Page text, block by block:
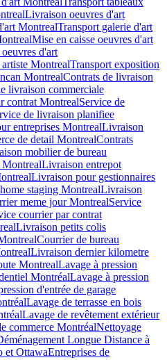
Livraison oeuvres d'art
MontrealTransport galerie d'art
Mise en caisse oeuvres d'art
d'art
MontrealTransport exposition
MontrealContrats de livraison
livraison commerciale
contrat MontrealService de
de livraison planifiee
entreprises MontrealLivraison
de detail MontrealContrats
mobilier de bureau
Livraison entrepot
Livraison pour gestionnaires
staging MontrealLivraison
meme jour MontrealService
courrier par contrat
Livraison petits colis
Courrier de bureau
Livraison dernier kilometre
MontrealLavage à pression
MontréalLavage à pression
d'entrée de garage
Lavage de terrasse en bois
Lavage de revêtement extérieur
commerce MontréalNettoyage
Longue Distance à
et OttawaEntreprises de